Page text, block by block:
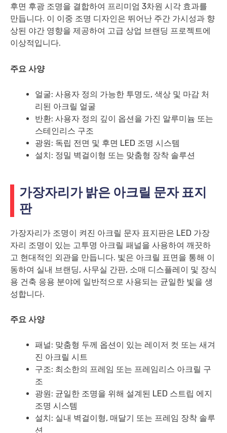
후면 후광 조명을 결합하여 프리미엄 3차원 시각 효과를
만듭니다. 이 이중 조명 디자인은 뛰어난 주간 가시성과 향
상된 야간 영향을 제공하여 고급 상업 브랜딩 프로젝트에
이상적입니다.
주요 사양
얼굴: 사용자 정의 가능한 투명도, 색상 및 마감 처
리된 아크릴 얼굴
반환: 사용자 정의 깊이 옵션을 가진 알루미늄 또는
스테인리스 구조
광원: 독립 전면 및 후면 LED 조명 시스템
설치: 정밀 벽걸이형 또는 맞춤형 장착 솔루션
가장자리가 밝은 아크릴 문자 표지
판
가장자리가 조명이 켜진 아크릴 문자 표지판은 LED 가장
자리 조명이 있는 고투명 아크릴 패널을 사용하여 깨끗하
고 현대적인 외관을 만듭니다. 빛은 아크릴 표면을 통해 이
동하여 실내 브랜딩, 사무실 간판, 소매 디스플레이 및 장식
용 건축 응용 분야에 일반적으로 사용되는 균일한 빛을 생
성합니다.
주요 사양
패널: 맞춤형 두께 옵션이 있는 레이저 컷 또는 새겨
진 아크릴 시트
구조: 최소한의 프레임 또는 프레임리스 아크릴 구
조
광원: 균일한 조명을 위해 설계된 LED 스트립 에지
조명 시스템
설치: 실내 벽걸이형, 매달기 또는 프레임 장착 솔루
션